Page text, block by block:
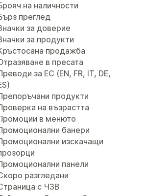
на наличности
преглед
за доверие
за продукти
продажба
в пресата
за ЕС (EN, FR, IT, DE,
продукти
на възрастта
в менюто
банери
изскачащи
панели
разгледани
с ЧЗВ